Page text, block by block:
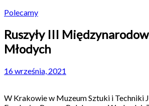
Polecamy
Ruszyły III
Młodych
16 września, 2021
W Krakowie w Muzeum Sztuki i Techniki